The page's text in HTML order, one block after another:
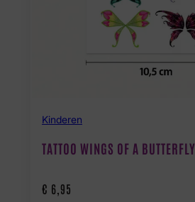
Kinderen
TATTOO WINGS OF A BUTTERFLY
€ 6,95